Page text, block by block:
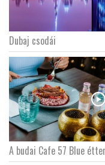
Dubaj csodái
A budai Cafe 57 Blue